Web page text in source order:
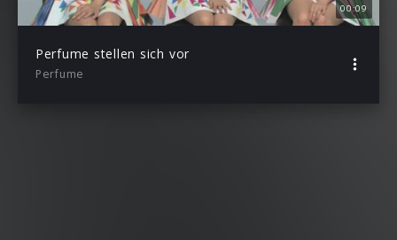
00:09
Perfume stellen sich vor
Perfume